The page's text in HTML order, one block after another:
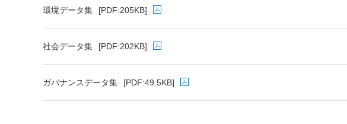
環境データ集 [PDF:205KB]
社会データ集 [PDF:202KB]
ガバナンスデータ集 [PDF:49.5KB]